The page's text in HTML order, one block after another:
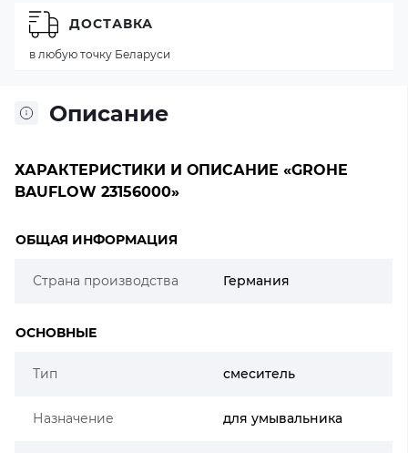
Описание
ХАРАКТЕРИСТИКИ И ОПИСАНИЕ «GROHE
BAUFLOW 23156000»
ОБЩАЯ ИНФОРМАЦИЯ
Страна производства Германия
ОСНОВНЫЕ
Тип смеситель
Назначение для умывальника
ДОСТАВКА
в любую точку Беларуси